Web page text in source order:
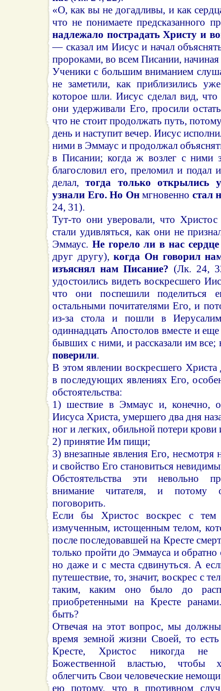
«О, как вы не догадливы, и как
что не понимаете предсказанного
надлежало пострадать Христу и
— сказал им Иисус и начал
пророками, во всем Писании,
Ученики с большим вниманием
не заметили, как приблизились
которое шли. Иисус сделал вид, что
они удерживали Его, просили
что не стоит продолжать путь,
день и наступит вечер. Иисус
ними в Эммаус и продолжал
в Писании; когда ж возлег с ними
благословил его, преломил и подал
делал,тогда только открылись
узнали Его. Но Онмгновенно стал
24, 31).
Тут-то они уверовали, что
стали удивляться, как они не
Эммаус. Не горело ли в нас
друг другу),когда Он говорил
изъяснял нам Писание? (Лк. 24,
удостоились видеть воскресшего
что они поспешили поделиться
остальными почитателями Его, и
из-за стола и пошли в
одиннадцать Апостолов вместе и
бывших с ними, и рассказали им
поверили.
В этом явлении воскресшего
в последующих явлениях Его,
обстоятельства:
1) шествие в Эммаус и, конечно,
Иисуса Христа, умершего два дня
ног и легких, обильной потери
2) принятие Им пищи;
3) внезапные явления Его, несмотря
и свойство Его становиться
Обстоятельства эти невольно
внимание читателя, и потому
поговорить.
Если бы Христос воскрес с тем
измученным, истощенным телом,
после последовавшей на Кресте
только пройти до Эммауса и обратно
но даже и с места сдвинуться. А
путешествие, то, значит, воскрес с
таким, каким оно было до
приобретенными на Кресте
быть?
Отвечая на этот вопрос, мы
время земной жизни Своей, то
Кресте, Христос никогда не
Божественной властью, чтобы
облегчить Свои человеческие
ею потому, что в противном